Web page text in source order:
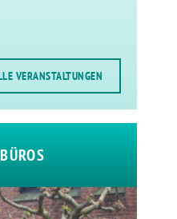
VERANSTALTUNGEN